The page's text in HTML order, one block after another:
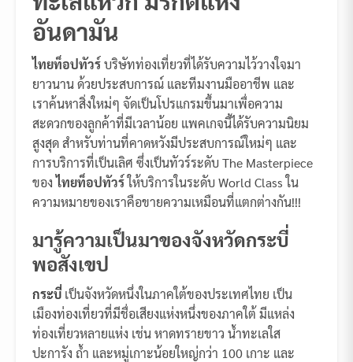
อันดามัน
ไทยท็อปทัวร์บริษัทท่องเที่ยวที่ได้รับความไว้วางใจมา
ยาวนาน ด้วยประสบการณ์ และทีมงานมืออาชีพ และ
เราค้นหาสิ่งใหม่ๆ จัดเป็นโปรแกรมขึ้นมาเพื่อความ
สะดวกของลูกค้าที่มีเวลาน้อย แพคเกจนี้ได้รับความนิยม
สูงสุด สำหรับท่านที่คาดหวังมีประสบการณ์ใหม่ๆ และ
การบริการที่เป็นเลิศ ซึ่งเป็นทัวร์ระดับ The Masterpiece
ของไทยท็อปทัวร์ให้บริการในระดับ World Class ใน
ความหมายของเราคือขายความเหมือนที่แตกต่างกัน!!!
มารู้ความเป็นมาของจังหวัดกระบี่
พอสังเขป
กระบี่ เป็นจังหวัดหนึ่งในภาคใต้ของประเทศไทย เป็น
เมืองท่องเที่ยวที่มีชื่อเสียงแห่งหนึ่งของภาคใต้ มีแหล่ง
ท่องเที่ยวหลายแห่ง เช่น หาดทรายขาว น้ำทะเลใส
ปะการัง ถ้ำ และหมู่เกาะน้อยใหญ่กว่า 100 เกาะ และ